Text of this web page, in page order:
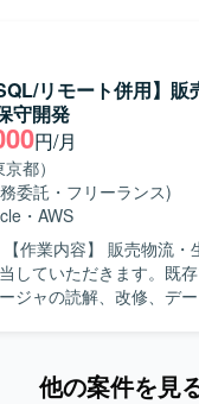
、上級エンジニアとして
ースと
盤環境で作業していた
、Terraformなど
どを活用したガバナン
じてAzure DevOpsなど
・パラメータシートなど
いただきます。
築リーダーまで一気通貫
高い要求レベルのインフ
設計やクラウド基盤構築
できます。 将来的なリ
見据えたキャリア形成に
ド基盤 ・Oracle
・VMware（vSphere、
などのIaCツールを
変更作業の準備や各種
などを行っていただきます。
やWeb会議ツールを活
関係チームを巻き込んだ
めています。手順や設計
、分かりやすく説明する
の拠点
長期的に関わることで、
用立ち上げまで一連の工
メンバーのサポートを
アとしてのスキルをさ
リモート併用】
守開発
円/月
都）
委託・フリーランス)
・ AWS
していただきます。既
ジャの読解、改修、デ
す。 【ポジションの魅力】 販売
他の案件を見